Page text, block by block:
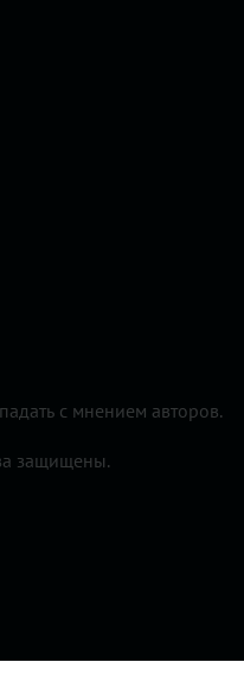
с мнением авторов.
защищены.